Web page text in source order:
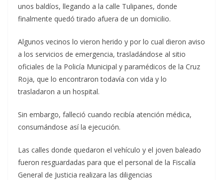
unos baldíos, llegando a la calle Tulipanes, donde
finalmente quedó tirado afuera de un domicilio.
Algunos vecinos lo vieron herido y por lo cual dieron aviso
a los servicios de emergencia, trasladándose al sitio
oficiales de la Policía Municipal y paramédicos de la Cruz
Roja, que lo encontraron todavía con vida y lo
trasladaron a un hospital.
Sin embargo, falleció cuando recibía atención médica,
consumándose así la ejecución.
Las calles donde quedaron el vehículo y el joven baleado
fueron resguardadas para que el personal de la Fiscalía
General de Justicia realizara las diligencias